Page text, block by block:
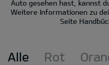
Auto gesehen hast, kannst
Weitere Informationen zu
Seite
Alle Rot